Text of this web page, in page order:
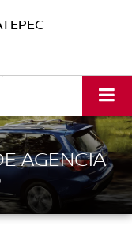
AGENCIA